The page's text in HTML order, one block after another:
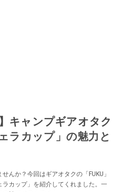
キャンプギアオタク
ラカップ」の魅力と
んか？今回はギアオタクの「FUKU」
カップ」を紹介してくれました。一